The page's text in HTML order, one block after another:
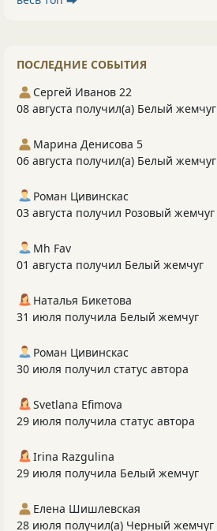
ПОСЛЕДНИЕ СОБЫТИЯ
Сергей Иванов 22
08 августа получил(а) Белый жемчуг
Марина Денисова 5
06 августа получил(а) Белый жемчуг
Роман Цивинскас
03 августа получил Розовый жемчуг
Mh Fav
01 августа получил Белый жемчуг
Наталья Бикетова
31 июля получила Белый жемчуг
Роман Цивинскас
30 июля получил статус автора
Svetlana Efimova
29 июля получила статус автора
Irina Razgulina
29 июля получила Белый жемчуг
Елена Шишлевская
28 июля получил(а) Черный жемчуг